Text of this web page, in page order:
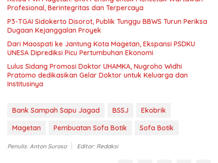
Profesional, Berintegritas dan Terpercaya
P3-TGAI Sidokerto Disorot, Publik Tunggu BBWS Turun Periksa
Dugaan Kejanggalan Proyek
Dari Maospati ke Jantung Kota Magetan, Ekspansi PSDKU
UNESA Diprediksi Picu Pertumbuhan Ekonomi
Lulus Sidang Promosi Doktor UHAMKA, Nugroho Widhi
Pratomo dedikasikan Gelar Doktor untuk Keluarga dan
Institusinya
Bank Sampah Sapu Jagad BSSJ
Ekobrik
Magetan
Pembuatan Sofa Botik Sofa Botik
Penulis: Anton Suroso Editor: Redaksi